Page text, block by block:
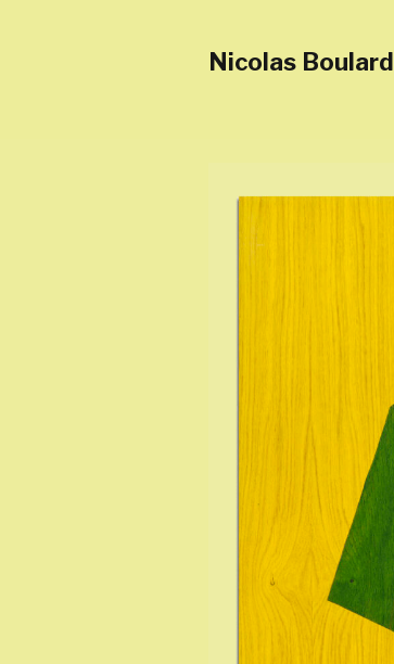
Nicolas Boulard